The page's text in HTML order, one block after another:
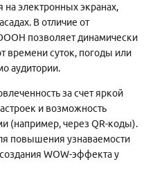
на электронных экранах,
В отличие от
позволяет динамически
времени суток, погоды или
аудитории.
за счет яркой
и возможность
(например, через QR-коды).
повышения узнаваемости
WOW-эффекта у